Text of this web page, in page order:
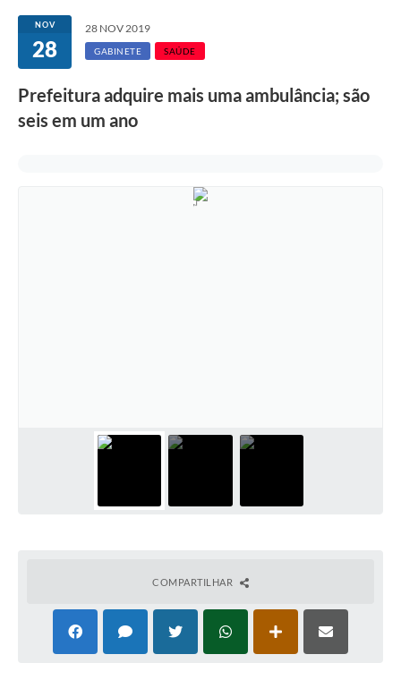
Transparência
Contratos
NOV
28
28 NOV 2019
GABINETE SAÚDE
Prefeitura adquire mais uma ambulância; são
seis em um ano
COMPARTILHAR